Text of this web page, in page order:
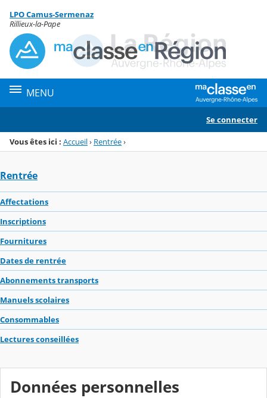
Menu de la rubrique
Contenu
LPO Camus-Sermenaz
Rillieux-la-Pape
MENU
Se connecter
Vous êtes ici : Accueil› Rentrée›
Rentrée
Affectations
Inscriptions
Fournitures
Dates de rentrée
Abonnements transports
Manuels scolaires
Consommables
Lectures conseillées
Données personnelles